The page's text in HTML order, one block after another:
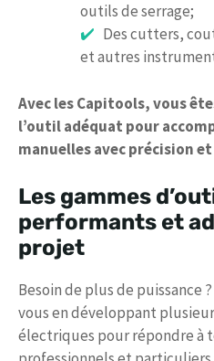
outils de serrage;
Des cutters,
et autres
Avec les Capitools, vous
l’outil adéquat pour
manuelles avec précision
Les gammes
performants et
projet
Besoin de plus de puissance
vous en développant
électriques pour répondre à